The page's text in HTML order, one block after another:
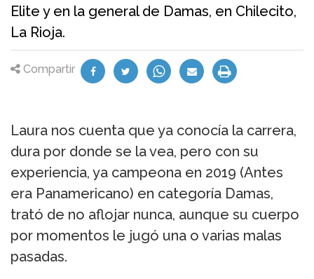
Elite y en la general de Damas, en Chilecito,
La Rioja.
Compartir
Laura nos cuenta que ya conocía la carrera,
dura por donde se la vea, pero con su
experiencia, ya campeona en 2019 (Antes
era Panamericano) en categoría Damas,
trató de no aflojar nunca, aunque su cuerpo
por momentos le jugó una o varias malas
pasadas.